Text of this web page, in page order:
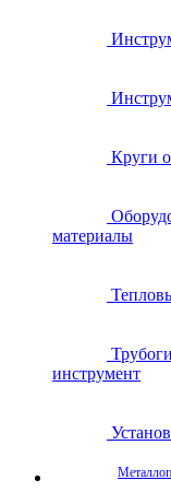
Круги
материалы
инструмент